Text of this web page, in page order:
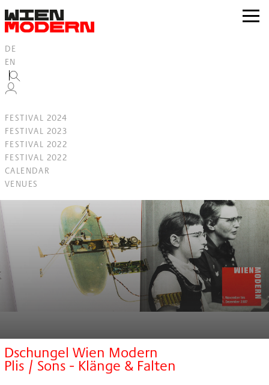
springen
zur
DE
EN
FESTIVAL 2024
FESTIVAL 2023
FESTIVAL 2022
FESTIVAL 2022
CALENDAR
VENUES
Dschungel Wien Modern
Plis / Sons - Klänge & Falten